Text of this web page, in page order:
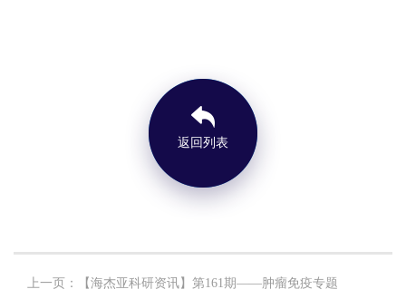
返回列表
上一页：【海杰亚科研资讯】第161期——肿瘤免疫专题